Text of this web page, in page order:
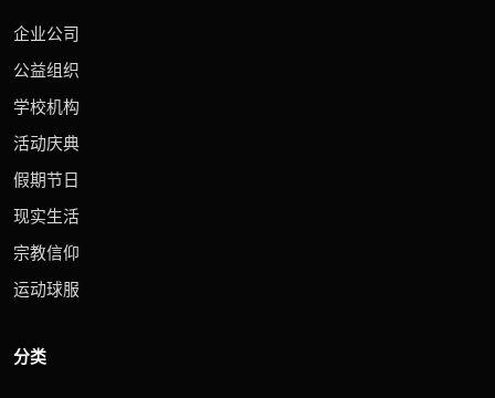
企业公司
公益组织
学校机构
活动庆典
假期节日
现实生活
宗教信仰
运动球服
分类